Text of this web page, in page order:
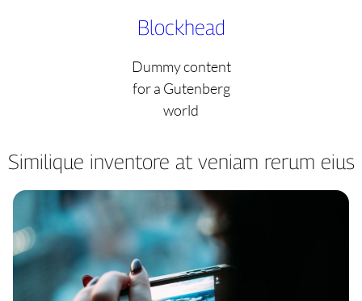
Blockhead
Dummy content
for a Gutenberg
world
Similique inventore at veniam rerum eius